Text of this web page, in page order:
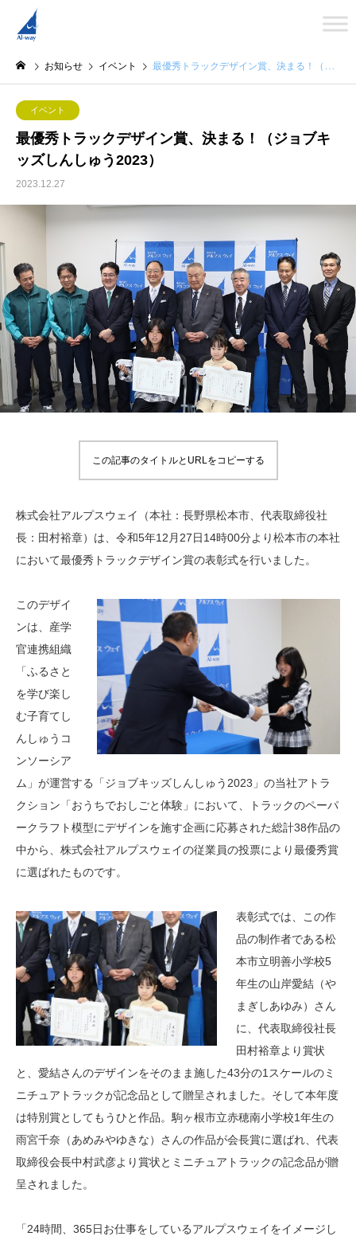
お知らせ イベント 最優秀トラックデザイン賞、決まる！（ジョブキッズしんしゅう2023）
イベント
最優秀トラックデザイン賞、決まる！（ジョブキ
ッズしんしゅう2023）
2023.12.27
この記事のタイトルとURLをコピーする
株式会社アルプスウェイ（本社：長野県松本市、代表取締役社
長：田村裕章）は、令和5年12月27日14時00分より松本市の本社
において最優秀トラックデザイン賞の表彰式を行いました。
このデザイ
ンは、産学
官連携組織
「ふるさと
を学び楽し
む子育てし
んしゅうコ
ンソーシア
ム」が運営する「ジョブキッズしんしゅう2023」の当社アトラ
クション「おうちでおしごと体験」において、トラックのペーパ
ークラフト模型にデザインを施す企画に応募された総計38作品の
中から、株式会社アルプスウェイの従業員の投票により最優秀賞
に選ばれたものです。
表彰式では、この作
品の制作者である松
本市立明善小学校5
年生の山岸愛結（や
まぎしあゆみ）さん
に、代表取締役社長
田村裕章より賞状
と、愛結さんのデザインをそのまま施した43分の1スケールのミ
ニチュアトラックが記念品として贈呈されました。そして本年度
は特別賞としてもうひと作品。駒ヶ根市立赤穂南小学校1年生の
雨宮千奈（あめみやゆきな）さんの作品が会長賞に選ばれ、代表
取締役会長中村武彦より賞状とミニチュアトラックの記念品が贈
呈されました。
「24時間、365日お仕事をしているアルプスウェイをイメージし